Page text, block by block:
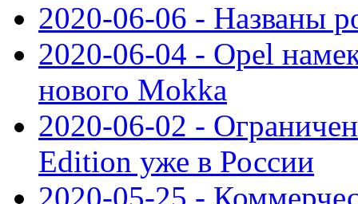
2020-06-06 - Названы
2020-06-04 - Opel
нового Mokka
2020-06-02 -
Edition уже в России